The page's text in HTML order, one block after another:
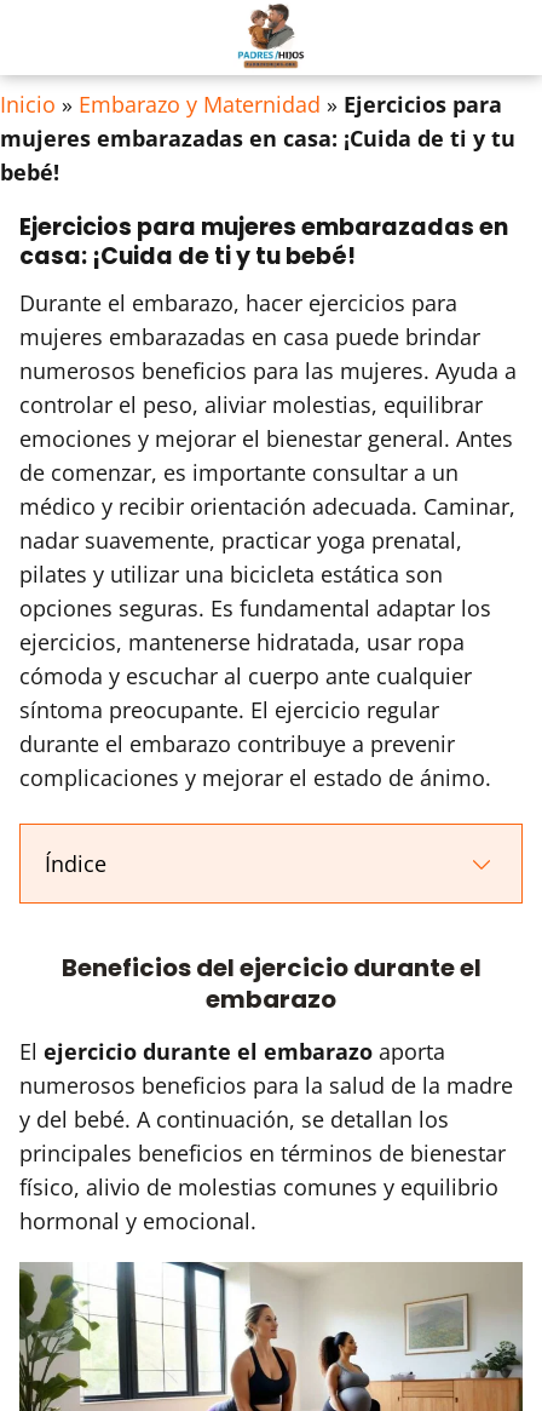
Inicio » Embarazo y Maternidad » Ejercicios para
mujeres embarazadas en casa: ¡Cuida de ti y tu
bebé!
Ejercicios para mujeres embarazadas en
casa: ¡Cuida de ti y tu bebé!
Durante el embarazo, hacer ejercicios para
mujeres embarazadas en casa puede brindar
numerosos beneficios para las mujeres. Ayuda a
controlar el peso, aliviar molestias, equilibrar
emociones y mejorar el bienestar general. Antes
de comenzar, es importante consultar a un
médico y recibir orientación adecuada. Caminar,
nadar suavemente, practicar yoga prenatal,
pilates y utilizar una bicicleta estática son
opciones seguras. Es fundamental adaptar los
ejercicios, mantenerse hidratada, usar ropa
cómoda y escuchar al cuerpo ante cualquier
síntoma preocupante. El ejercicio regular
durante el embarazo contribuye a prevenir
complicaciones y mejorar el estado de ánimo.
Índice
Beneficios del ejercicio durante el
embarazo
El ejercicio durante el embarazo aporta
numerosos beneficios para la salud de la madre
y del bebé. A continuación, se detallan los
principales beneficios en términos de bienestar
físico, alivio de molestias comunes y equilibrio
hormonal y emocional.